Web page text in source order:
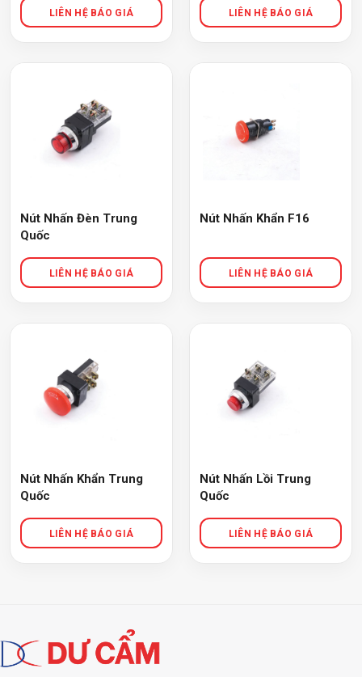
Nút Nhấn Đèn Trung
Quốc
Nút Nhấn Khẩn F16
Nút Nhấn Khẩn Trung
Quốc
Nút Nhấn Lồi Trung
Quốc